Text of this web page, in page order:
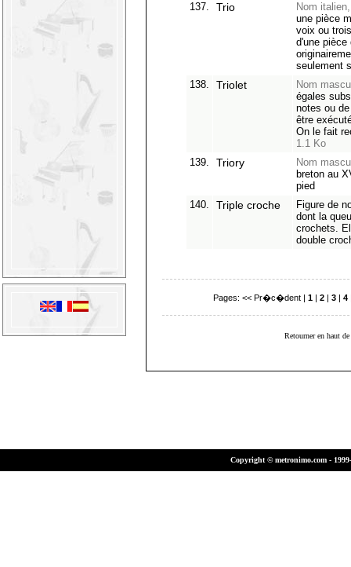
137.
Trio
Nom
une pièce
voix ou
d'une pièce
seulement
138.
Triolet
Nom
égales
notes ou
être
On le fait
1.1 Ko
139.
Triory
Nom
breton au
pied
140.
Triple croche
Figure de
dont la
crochets.
double
Pages: << Pr�c�dent | 1 | 2 | 3 | 4
Retourner en haut de
Copyright © metronimo.com -